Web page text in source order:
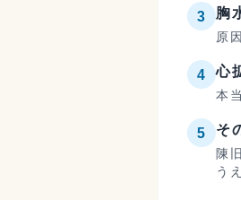
3 胸
原
4 心
本
5 そ
陳
う